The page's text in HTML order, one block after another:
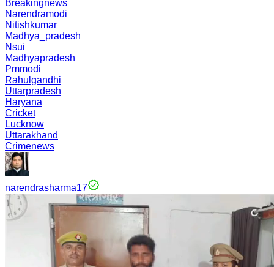
Breakingnews
Narendramodi
Nitishkumar
Madhya_pradesh
Nsui
Madhyapradesh
Pmmodi
Rahulgandhi
Uttarpradesh
Haryana
Cricket
Lucknow
Uttarakhand
Crimenews
narendrasharma17